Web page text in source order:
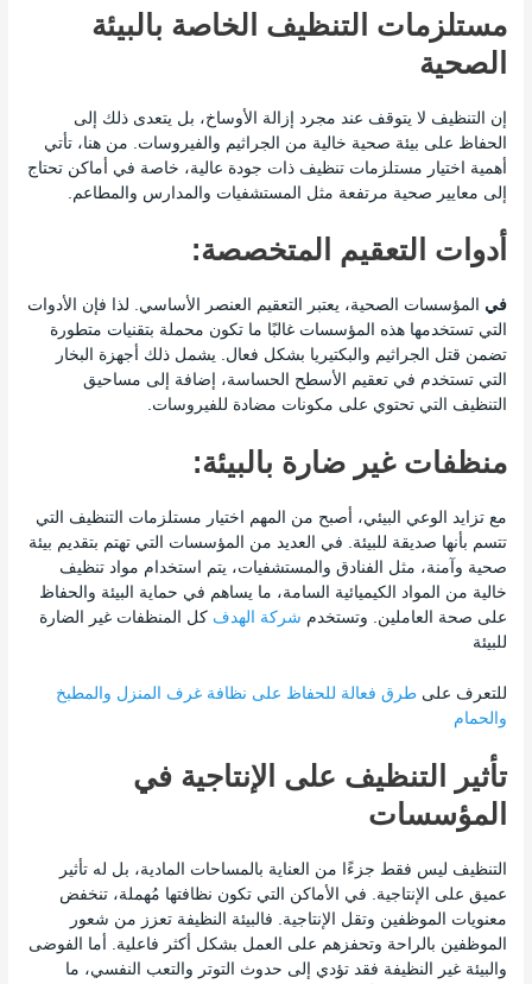
مستلزمات التنظيف الخاصة بالبيئة
الصحية
إن التنظيف لا يتوقف عند مجرد إزالة الأوساخ، بل يتعدى ذلك إلى
الحفاظ على بيئة صحية خالية من الجراثيم والفيروسات. من هنا، تأتي
أهمية اختيار مستلزمات تنظيف ذات جودة عالية، خاصة في أماكن تحتاج
إلى معايير صحية مرتفعة مثل المستشفيات والمدارس والمطاعم.
أدوات التعقيم المتخصصة:
في المؤسسات الصحية، يعتبر التعقيم العنصر الأساسي. لذا فإن الأدوات
التي تستخدمها هذه المؤسسات غالبًا ما تكون محملة بتقنيات متطورة
تضمن قتل الجراثيم والبكتيريا بشكل فعال. يشمل ذلك أجهزة البخار
التي تستخدم في تعقيم الأسطح الحساسة، إضافة إلى مساحيق
التنظيف التي تحتوي على مكونات مضادة للفيروسات.
منظفات غير ضارة بالبيئة:
مع تزايد الوعي البيئي، أصبح من المهم اختيار مستلزمات التنظيف التي
تتسم بأنها صديقة للبيئة. في العديد من المؤسسات التي تهتم بتقديم بيئة
صحية وآمنة، مثل الفنادق والمستشفيات، يتم استخدام مواد تنظيف
خالية من المواد الكيميائية السامة، ما يساهم في حماية البيئة والحفاظ
على صحة العاملين. وتستخدم شركة الهدف كل المنظفات غير الضارة
للبيئة
للتعرف علىطرق فعالة للحفاظ على نظافة غرف المنزل والمطبخ
والحمام
تأثير التنظيف على الإنتاجية في
المؤسسات
التنظيف ليس فقط جزءًا من العناية بالمساحات المادية، بل له تأثير
عميق على الإنتاجية. في الأماكن التي تكون نظافتها مُهملة، تنخفض
معنويات الموظفين وتقل الإنتاجية. فالبيئة النظيفة تعزز من شعور
الموظفين بالراحة وتحفزهم على العمل بشكل أكثر فاعلية. أما الفوضى
والبيئة غير النظيفة فقد تؤدي إلى حدوث التوتر والتعب النفسي، ما